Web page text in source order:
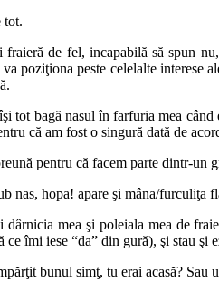
tot.
de fel, incapabilă să spun
poziţiona peste celelalte
tot bagă nasul în farfuria mea
că am fost o singură dată de
pentru că facem parte dintr-un
nas, hopa! apare şi mâna/
dârnicia mea şi poleiala mea de
îmi iese “da” din gură), şi stau
bunul simţ, tu erai acasă? Sau